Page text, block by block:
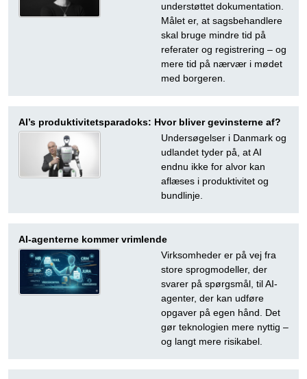
understøttet dokumentation.
Målet er, at sagsbehandlere
skal bruge mindre tid på
referater og registrering – og
mere tid på nærvær i mødet
med borgeren.
AI’s produktivitetsparadoks: Hvor bliver gevinsterne af?
Undersøgelser i Danmark og
udlandet tyder på, at AI
endnu ikke for alvor kan
aflæses i produktivitet og
bundlinje.
AI-agenterne kommer vrimlende
Virksomheder er på vej fra
store sprogmodeller, der
svarer på spørgsmål, til AI-
agenter, der kan udføre
opgaver på egen hånd. Det
gør teknologien mere nyttig –
og langt mere risikabel.